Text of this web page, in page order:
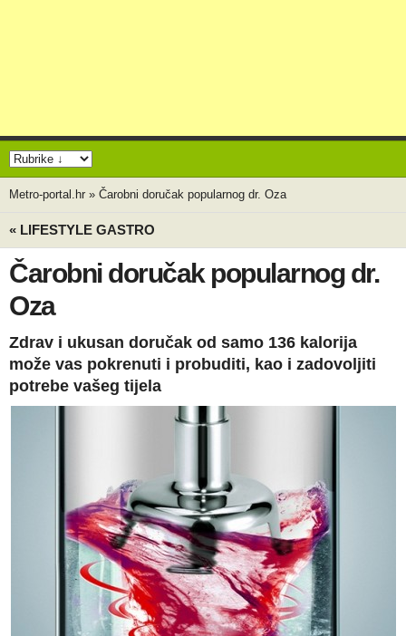
Metro-portal.hr » Čarobni doručak popularnog dr. Oza
« LIFESTYLE GASTRO
Čarobni doručak popularnog dr.
Oza
Zdrav i ukusan doručak od samo 136 kalorija
može vas pokrenuti i probuditi, kao i zadovoljiti
potrebe vašeg tijela